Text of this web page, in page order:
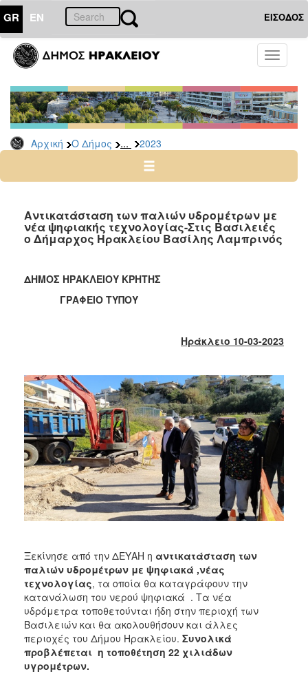
GR EN ΕΙΣΟΔΟΣ
Toggle
Αρχική Ο Δήμος ... 2023
ΔΗΜΟΣ
Δελτία
Τύπου
Αρχείο
2026
2024
2022
2021
2015
2013
2012
2011
2010
2006
ΤΟΠΟΣ
ΠΟΛΙΤΙΣΜΟΣ
ΑΝΘΕΚΤΙΚΗ
ΠΟΛΗ
Αντικατάσταση των παλιών υδρομέτρων με
νέα ψηφιακής τεχνολογίας-Στις Βασιλειές
ο Δήμαρχος Ηρακλείου Βασίλης Λαμπρινός
ΔΗΜΟΣ ΗΡΑΚΛΕΙΟΥ ΚΡΗΤΗΣ
ΓΡΑΦΕΙΟ ΤΥΠΟΥ
Ηράκλειο 10-03-2023
Ξεκίνησε από την ΔΕΥΑΗ η αντικατάσταση των
παλιών υδρομέτρων με ψηφιακά ,νέας
τεχνολογίας, τα οποία θα καταγράφουν την
κατανάλωση του νερού ψηφιακά . Τα νέα
υδρόμετρα τοποθετούνται ήδη στην περιοχή των
Βασιλειών και θα ακολουθήσουν και άλλες
περιοχές του Δήμου Ηρακλείου. Συνολικά
προβλέπεται η τοποθέτηση 22 χιλιάδων
υγρομέτρων.